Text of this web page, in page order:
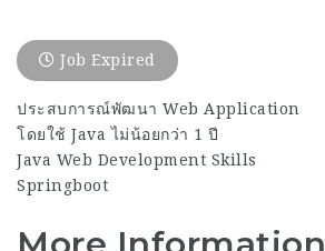
Job Expired
ประสบการณ์พัฒนา Web Application
โดยใช้ Java ไม่น้อยกว่า 1 ปี
Java Web Development Skills
Springboot